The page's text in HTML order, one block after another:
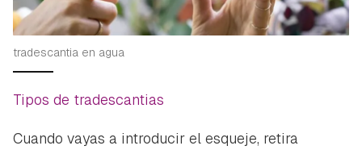
tradescantia en agua
Tipos de tradescantias
Cuando vayas a introducir el esqueje, retira